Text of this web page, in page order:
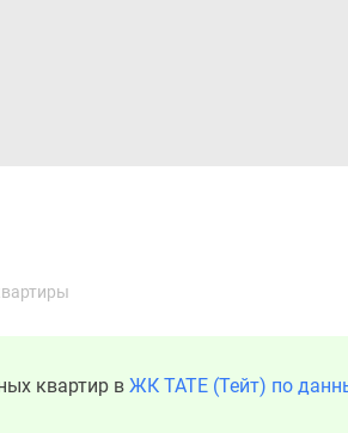
квартир в ЖК TATE (Тейт) по